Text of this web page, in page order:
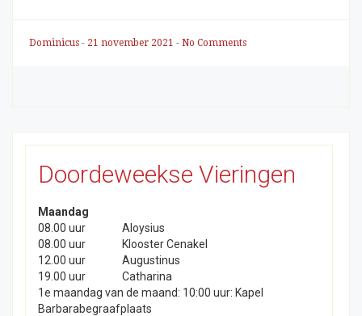
Dominicus - 21 november 2021 - No Comments
Doordeweekse Vieringen
Maandag
08.00 uur
Aloysius
08.00 uur
Klooster Cenakel
12.00 uur
Augustinus
19.00 uur
Catharina
1e maandag van de maand: 10:00 uur: Kapel
Barbarabegraafplaats